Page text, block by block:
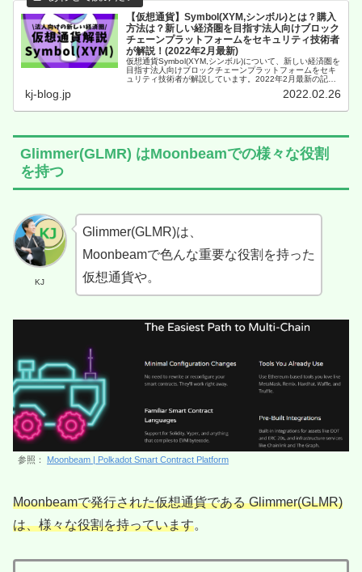
【仮想通貨】Symbol(XYM,シンボル)とは？購入
方法は？新しい経済圏を目指す法人向けブロック
チェーンプラットフォームをセキュリティ技術者
が解説！(2022年2月最新)
仮想通貨Symbol(XYM,シンボル)について、新しい経済圏を
目指す法人向けブロックチェーンプラットフォームをセキ
ュリティ技術者が解説しています。2022年2月最新の記事
kj-blog.jp 2022.02.26
Glimmer(GLMR) はMoonbeamでの様々な役割
を持つ
KJ
Glimmer(GLMR)は、
Moonbeamで色んな重要な役割を持った
仮想通貨や。
参照： Moonbeam | Polkadot Smart Contract Platform
Moonbeamで発行された仮想通貨である Glimmer(GLMR)
は、様々な役割を持っています。